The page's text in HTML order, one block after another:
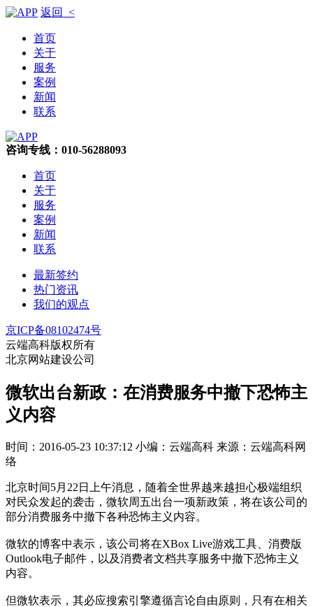
返回 <
首页
关于
服务
案例
新闻
联系
咨询专线：010-56288093
首页
关于
服务
案例
新闻
联系
最新签约
热门资讯
我们的观点
京ICP备08102474号
云端高科版权所有
北京网站建设公司
微软出台新政：在消费服务中撤下恐怖主
义内容
时间：2016-05-23 10:37:12 小编：云端高科 来源：云端高科网
络
北京时间5月22日上午消息，随着全世界越来越担心极端组织
对民众发起的袭击，微软周五出台一项新政策，将在该公司的
部分消费服务中撤下各种恐怖主义内容。
微软的博客中表示，该公司将在XBox Live游戏工具、消费版
Outlook电子邮件，以及消费者文档共享服务中撤下恐怖主义
内容。
但微软表示，其必应搜索引擎遵循言论自由原则，只有在相关